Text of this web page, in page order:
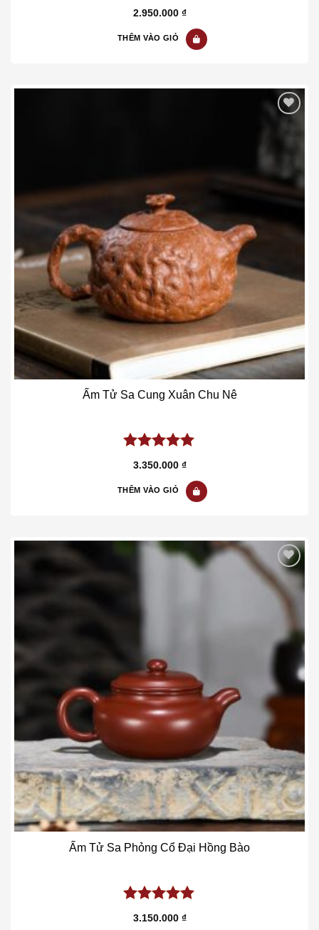
5.00out of
2.950.000 ₫
THÊM VÀO GIỎ
Ấm Tử Sa Cung Xuân Chu Nê
5.00out of
3.350.000 ₫
THÊM VÀO GIỎ
Add to wishlist
Ấm Tử Sa Phỏng Cổ Đại Hồng Bào
5.00out of
3.150.000 ₫